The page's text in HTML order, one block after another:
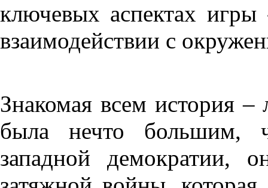
ключевых аспектах
взаимодействии с
Знакомая всем история
была нечто большим,
западной демократии,